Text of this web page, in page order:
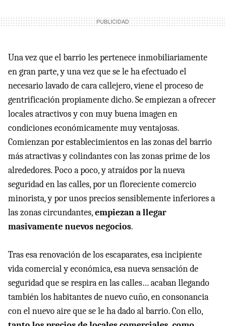
Una vez que el barrio les pertenece inmobiliariamente
en gran parte, y una vez que se le ha efectuado el
necesario lavado de cara callejero, viene el proceso de
gentrificación propiamente dicho. Se empiezan a ofrecer
locales atractivos y con muy buena imagen en
condiciones económicamente muy ventajosas.
Comienzan por establecimientos en las zonas del barrio
más atractivas y colindantes con las zonas prime de los
alrededores. Poco a poco, y atraídos por la nueva
seguridad en las calles, por un floreciente comercio
minorista, y por unos precios sensiblemente inferiores a
las zonas circundantes,empiezan a llegar
masivamente nuevos negocios.
Tras esa renovación de los escaparates, esa incipiente
vida comercial y económica, esa nueva sensación de
seguridad que se respira en las calles… acaban llegando
también los habitantes de nuevo cuño, en consonancia
con el nuevo aire que se le ha dado al barrio. Con ello,